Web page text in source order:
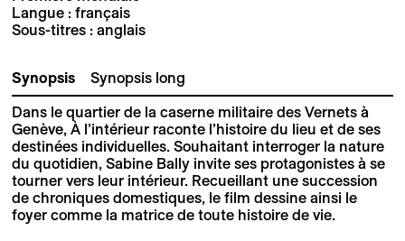
Langue : français
Sous-titres : anglais
Synopsis Synopsis long
Dans le quartier de la caserne militaire des Vernets à
Genève, À l’intérieur raconte l’histoire du lieu et de ses
destinées individuelles. Souhaitant interroger la nature
du quotidien, Sabine Bally invite ses protagonistes à se
tourner vers leur intérieur. Recueillant une succession
de chroniques domestiques, le film dessine ainsi le
foyer comme la matrice de toute histoire de vie.